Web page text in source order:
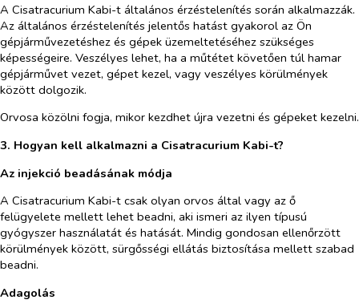
A Cisatracurium Kabi-t általános érzéstelenítés során alkalmazzák.
Az általános érzéstelenítés jelentős hatást gyakorol az Ön
gépjárművezetéshez és gépek üzemeltetéséhez szükséges
képességeire. Veszélyes lehet, ha a műtétet követően túl hamar
gépjárművet vezet, gépet kezel, vagy veszélyes körülmények
között dolgozik.
Orvosa közölni fogja, mikor kezdhet újra vezetni és gépeket kezelni.
3. Hogyan kell alkalmazni a Cisatracurium Kabi-t?
Az injekció beadásának módja
A Cisatracurium Kabi-t csak olyan orvos által vagy az ő
felügyelete mellett lehet beadni, aki ismeri az ilyen típusú
gyógyszer használatát és hatását. Mindig gondosan ellenőrzött
körülmények között, sürgősségi ellátás biztosítása mellett szabad
beadni.
Adagolás